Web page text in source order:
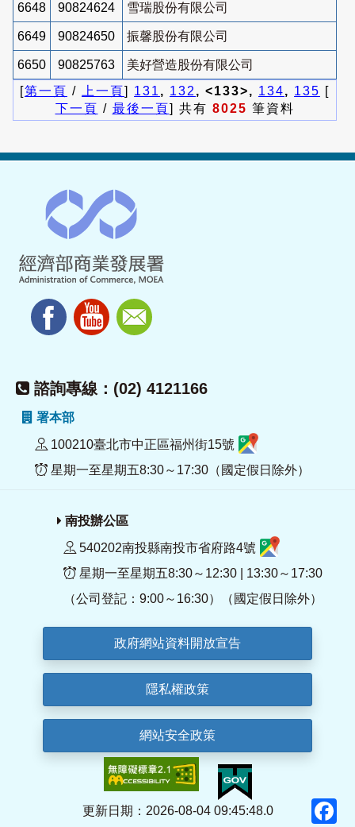
6648 90824624 雪瑞股份有限公司
6649 90824650 振馨股份有限公司
6650 90825763
美好營造股份有限公司
[第一頁 / 上一頁] 131 , 132 , <133>, 134, 135 [
下一頁 / 最後一頁] 共有 8025 筆資料
諮詢專線：(02) 4121166
署本部
100210臺北市中正區福州街15號
星期一至星期五8:30～17:30（國定假日除外）
南投辦公區
540202南投縣南投市省府路4號
星期一至星期五8:30～12:30 | 13:30～17:30
（公司登記：9:00～16:30）（國定假日除外）
政府網站資料開放宣告
隱私權政策
網站安全政策
更新日期：2026-08-04 09:45:48.0